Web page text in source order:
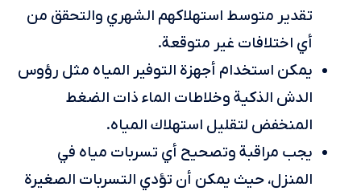
تقدير متوسط استهلاكهم الشهري والتحقق من
أي اختلافات غير متوقعة.
يمكن استخدام أجهزة التوفير المياه مثل رؤوس
الدش الذكية وخلاطات الماء ذات الضغط
المنخفض لتقليل استهلاك المياه.
يجب مراقبة وتصحيح أي تسربات مياه في
المنزل، حيث يمكن أن تؤدي التسربات الصغيرة